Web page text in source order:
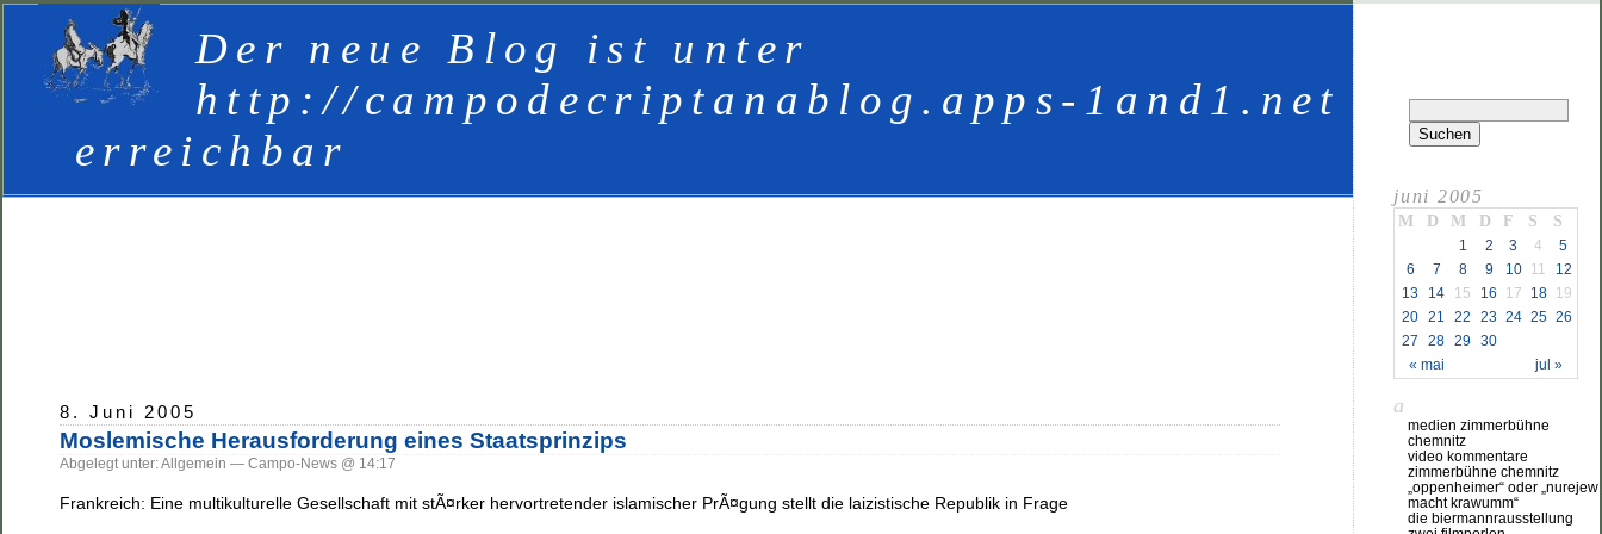
Der neue Blog ist unter
http://campodecriptanablog.apps-1and1.net
erreichbar
8. Juni 2005
Moslemische Herausforderung eines Staatsprinzips
Abgelegt unter: Allgemein — Campo-News @ 14:17
Frankreich: Eine multikulturelle Gesellschaft mit stÃ¤rker hervortretender islamischer PrÃ¤gung stellt die laizistische Republik in Frage
juni 2005
M D M D F S S
« mai jul »
1 2 3 4
5
6
7 8 9 10 11
12
13
14 15 16 17 18
19
20 21 22 23 24 25 26
27
28 29 30
a
medien zimmerbühne
chemnitz
video kommentare
zimmerbühne chemnitz
„oppenheimer“ oder „nurejew
macht krawumm“
die biermannrausstellung